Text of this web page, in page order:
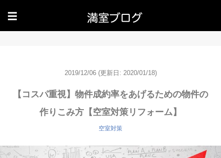
☰
2019/12/06 (更新日: 2020/01/18)
【コスパ重視】物件成約率をあげるための物件の
作りこみ方【空室対策リフォーム】
空室対策